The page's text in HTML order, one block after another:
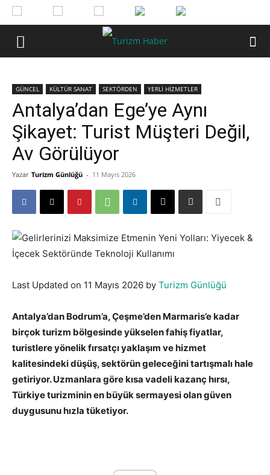
GÜNCEL KÜLTÜR SANAT SEKTÖRDEN YERLİ HİZMETLER
Antalya’dan Ege’ye Aynı
Şikayet: Turist Müşteri Değil,
Av Görülüyor
Yazar Turizm Günlüğü - 11 Mayıs 2026
Last Updated on 11 Mayıs 2026 by Turizm Günlüğü
Antalya’dan Bodrum’a, Çeşme’den Marmaris’e kadar
birçok turizm bölgesinde yükselen fahiş fiyatlar,
turistlere yönelik fırsatçı yaklaşım ve hizmet
kalitesindeki düşüş, sektörün geleceğini tartışmalı hale
getiriyor. Uzmanlara göre kısa vadeli kazanç hırsı,
Türkiye turizminin en büyük sermayesi olan güven
duygusunu hızla tüketiyor.